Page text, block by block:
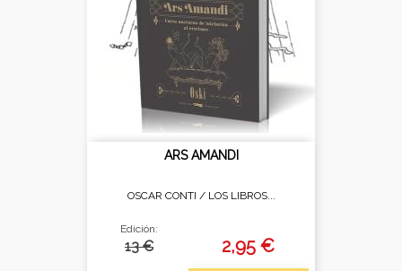
ARS AMANDI
OSCAR CONTI / LOS LIBROS...
Edición:
13 €
2,95 €